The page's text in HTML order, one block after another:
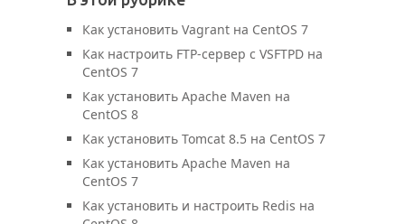
Как установить Vagrant на CentOS 7
Как настроить FTP-сервер с VSFTPD на
CentOS 7
Как установить Apache Maven на
CentOS 8
Как установить Tomcat 8.5 на CentOS 7
Как установить Apache Maven на
CentOS 7
Как установить и настроить Redis на